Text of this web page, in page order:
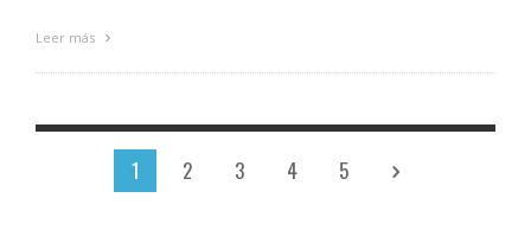
Leer más
1 2 3 4 5